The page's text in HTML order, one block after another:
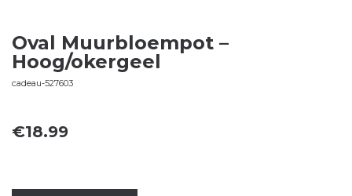
Oval Muurbloempot –
Hoog/okergeel
cadeau-527603
€18.99